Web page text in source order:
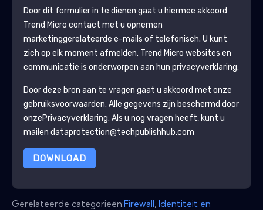
Door dit formulier in te dienen gaat u hiermee akkoord
Trend Micro contact met u opnemen
marketinggerelateerde e-mails of telefonisch. U kunt
zich op elk moment afmelden. Trend Micro websites en
communicatie is onderworpen aan hun privacyverklaring.
Door deze bron aan te vragen gaat u akkoord met onze
gebruiksvoorwaarden. Alle gegevens zijn beschermd door
onzePrivacyverklaring. Als u nog vragen heeft, kunt u
mailen dataprotection@techpublishhub.com
DOWNLOAD
Gerelateerde categorieën:Firewall Identiteit en